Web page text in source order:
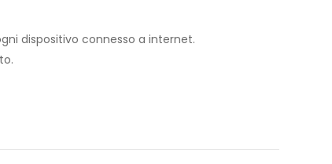
dispositivo connesso a internet.